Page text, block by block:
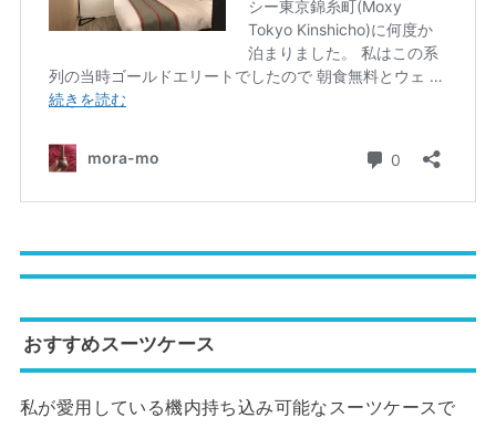
おすすめスーツケース
私が愛用している機内持ち込み可能なスーツケースで